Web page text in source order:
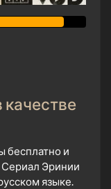
качестве
бесплатно и
Сериал Эринии
языке.